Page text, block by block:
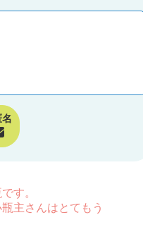
す。
主さんはとてもう